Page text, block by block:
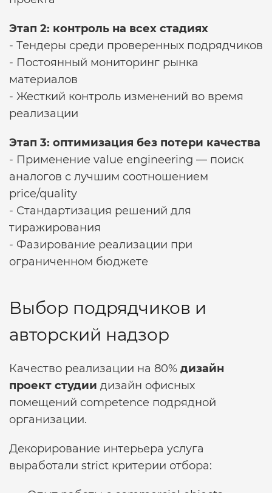
Этап 2: контроль на всех стадиях
- Тендеры среди проверенных подрядчиков
- Постоянный мониторинг рынка
материалов
- Жесткий контроль изменений во время
реализации
Этап 3: оптимизация без потери качества
- Применение value engineering — поиск
аналогов с лучшим соотношением
price/quality
- Стандартизация решений для
тиражирования
- Фазирование реализации при
ограниченном бюджете
Выбор подрядчиков и
авторский надзор
Качество реализации на 80% дизайн
проект студии дизайн офисных
помещений competence подрядной
организации.
Декорирование интерьера услуга
выработали strict критерии отбора: